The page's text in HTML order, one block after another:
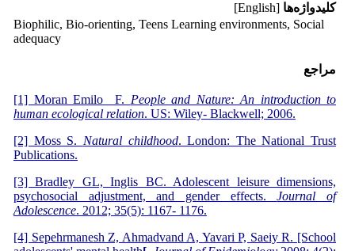
کلیدواژه‌ها [English]
Biophilic, Bio-orienting, Teens Learning environments, Social
adequacy
مراجع
[1] Moran Emilo F. People and Nature: An introduction to
human ecological relation. US: Wiley- Blackwell; 2006.
[2] Moss S. Natural childhood. London: The National Trust
Publications.
[3] Bradley GL, Inglis BC. Adolescent leisure dimensions,
psychosocial adjustment, and gender effects.Journal of
Adolescence. 2012; 35(5): 1167- 1176.
[4] Sepehrmanesh Z, Ahmadvand A, Yavari P, Saeiy R. [School